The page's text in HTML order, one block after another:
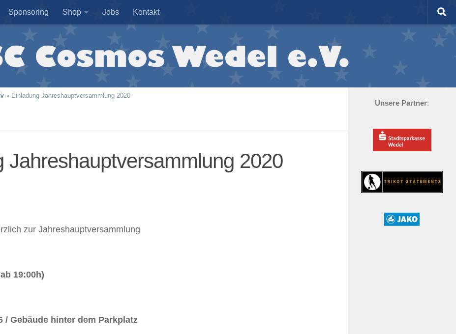
Sponsoring Shop Jobs Kontakt
» Einladung Jahreshauptversammlung 2020
Jahreshauptversammlung 2020
zur Jahreshauptversammlung
19:00h)
/ Gebäude hinter dem Parkplatz
Unsere Partner: